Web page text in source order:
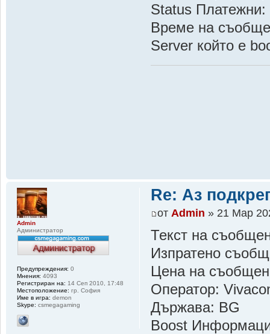
Status Платежни:
Време на
Server който е
Re: Аз
от Admin » 21 Мар
Текст на
Изпратено
Цена на
Оператор:
Държава: BG
Boost
Admin
Администратор
Предупреждения: 0
Мнения: 4093
Регистриран на: 14 Сеп 2010, 17:48
Местоположение: гр. София
Име в игра: demon
Skype: csmegagaming